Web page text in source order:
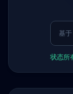
基
状态所